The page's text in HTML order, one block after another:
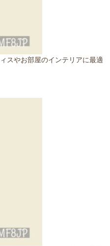
やお部屋のインテリアに最適